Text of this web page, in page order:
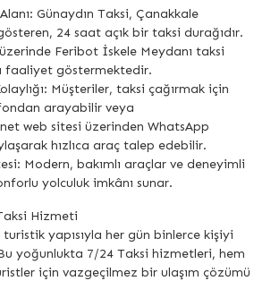
Günaydın Taksi, Çanakkale
24 saat açık bir taksi durağıdır.
Feribot İskele Meydanı taksi
faaliyet göstermektedir.
Müşteriler, taksi çağırmak için
arayabilir veya
web sitesi üzerinden WhatsApp
hızlıca araç talep edebilir.
Modern, bakımlı araçlar ve deneyimli
yolculuk imkânı sunar.
Hizmeti
yapısıyla her gün binlerce kişiyi
yoğunlukta 7/24 Taksi hizmetleri, hem
için vazgeçilmez bir ulaşım çözümü